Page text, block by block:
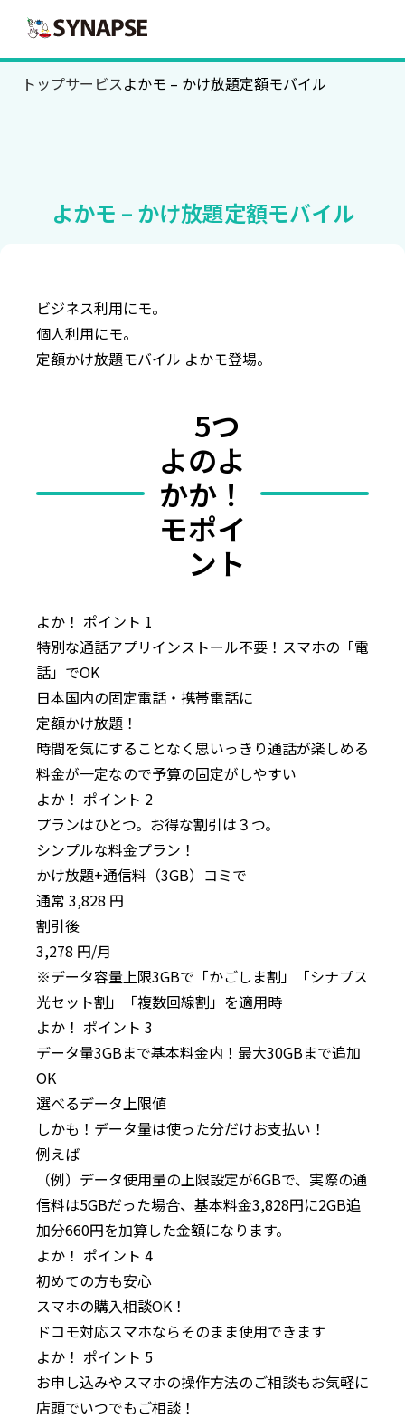
トップサービスよかモ – かけ放題定額モバイル
よかモ – かけ放題定額モバイル
ビジネス利用にモ。
個人利用にモ。
定額かけ放題モバイル よかモ登場。
よ
か
モ
5つ
のよ
か！
ポイ
ント
よか！ ポイント 1
特別な通話アプリインストール不要！ スマホの「電
話」でOK
日本国内の固定電話・ 携帯電話に
定額かけ放題！
時間を気にすることなく思いっきり通話が楽しめる
料金が一定なので予算の固定がしやすい
よか！ ポイント 2
プランはひとつ。 お得な割引は３つ。
シンプルな料金プラン！
かけ放題+通信料（3GB）コミで
通常 3,828 円
割引後
3,278 円/月
※データ容量上限3GBで「かごしま割」「シナプス
光セット割」「複数回線割」を適用時
よか！ ポイント 3
データ量3GBまで基本料金内！ 最大30GBまで追加
OK
選べるデータ上限値
しかも！データ量は使った分だけお支払い！
例えば
（例）データ使用量の上限設定が6GBで、実際の通
信料は5GBだった場合、基本料金3,828円に2GB追
加分660円を加算した金額になります。
よか！ ポイント 4
初めての方も安心
スマホの購入相談OK！
ドコモ対応スマホならそのまま使用できます
よか！ ポイント 5
お申し込みやスマホの操作方法のご相談もお気軽に
店頭でいつでもご相談！